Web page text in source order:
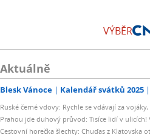
VÝBĚR
Aktuálně
Blesk Vánoce Kalendář svátků 2025
Ruské černé vdovy: Rychle se vdávají za
Prahou jde duhový průvod: Tisíce lidí v ulicích!
Cestovní horečka šlechty: Chuďas z Klatovska